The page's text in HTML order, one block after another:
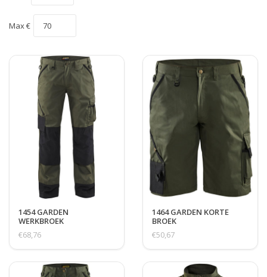
Max €
1454 GARDEN
WERKBROEK
€68,76
1464 GARDEN KORTE
BROEK
€50,67